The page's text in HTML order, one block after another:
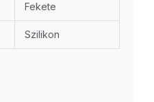
Fekete
Szilikon